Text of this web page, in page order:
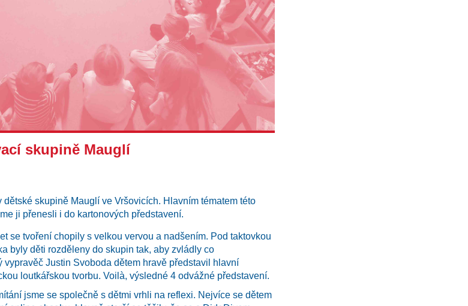
skupině Mauglí
skupině Mauglí ve Vršovicích. Hlavním tématem této
ji přenesli i do kartonových představení.
se tvoření chopily s velkou vervou a nadšením. Pod taktovkou
byly děti rozděleny do skupin tak, aby zvládly co
vypravěč Justin Svoboda dětem hravě představil hlavní
loutkářskou tvorbu. Voilà, výsledné 4 odvážné představení.
jsme se společně s dětmi vrhli na reflexi. Nejvíce se dětem